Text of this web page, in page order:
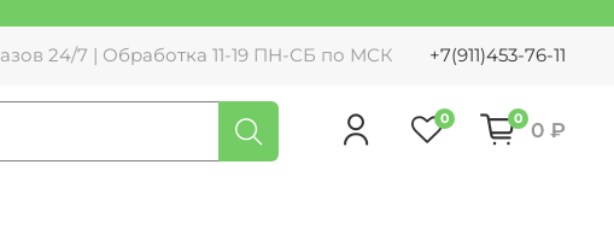
24/7 | Обработка 11-19 ПН-СБ по МСК +7(911)453-76-11
0 0 0 ₽